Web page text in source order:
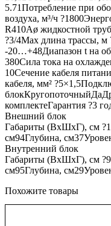
5.71Потребление при
воздуха, м³/ч
R410Aø жидкостной
?3/4Max длина трассы,
-20…+48Диапазон t на
380Сила тока на
10Сечение кабеля
кабеля, мм²
комплектеГарантия ?3
Внешний блок
Габариты (ВхШхГ), см
см94Глубина,
Внутренний блок
Габариты (ВхШхГ), см
см95Глубина,
Похожите товары